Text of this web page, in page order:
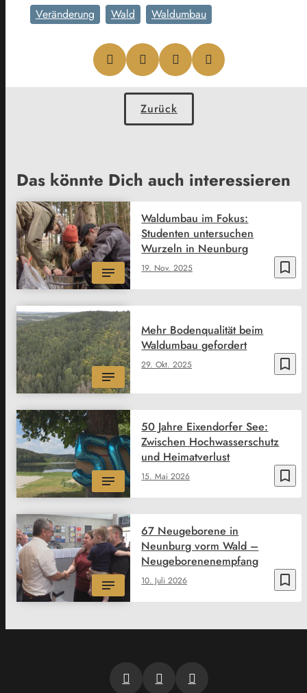
Veränderung
Wald Waldumbau
Zurück
Das könnte Dich auch interessieren
bookmark_border
19. Nov. 2025
Waldumbau im Fokus:
Studenten untersuchen
Wurzeln in Neunburg
bookmark_border
29. Okt. 2025
Mehr Bodenqualität beim
Waldumbau gefordert
bookmark_border
15. Mai 2026
50 Jahre Eixendorfer See:
Zwischen Hochwasserschutz
und Heimatverlust
bookmark_border
10. Juli 2026
67 Neugeborene in
Neunburg vorm Wald –
Neugeborenenempfang